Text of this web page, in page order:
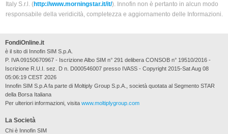
Italy S.r.l. (http://www.morningstar.it/it/). Innofin non è pertanto in alcun modo
responsabile della veridicità, completezza e aggiornamento delle Informazioni.
La Società
Chi è Innofin SIM
FondiOnline.it
è il sito di Innofin SIM S.p.A.
P. IVA 09150670967 - Iscrizione Albo SIM n° 291 delibera CONSOB n° 19510/2016 -
Iscrizione R.U.I. sez. D n. D000546007 presso IVASS - Copyright 2015-Sat Aug 08
05:06:19 CEST 2026
Innofin SIM S.p.A fa parte di Moltiply Group S.p.A., società quotata al Segmento STAR
della Borsa Italiana
Per ulteriori informazioni, visita www.moltiplygroup.com